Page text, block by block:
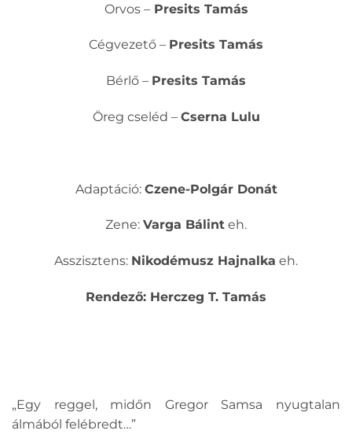
Orvos –Presits Tamás
Cégvezető – Presits Tamás
Bérlő – Presits Tamás
Öreg cseléd – Cserna Lulu
Adaptáció: Czene-Polgár Donát
Zene: Varga Bálint eh.
Asszisztens: Nikodémusz Hajnalka eh.
Rendező: Herczeg T. Tamás
„Egy reggel, midőn Gregor Samsa nyugtalan
álmából felébredt…”